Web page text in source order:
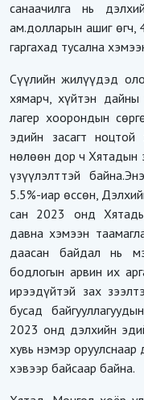
санаачилга нь
ам.долларын ашиг өгч,
гаргахад тусална
Сүүлийн жилүүдэд
хямарч, хүйтэн дайны
лагер хоорондын
эдийн засагт ноцтой
нөлөөн дор ч Хятадын
үзүүлэлттэй
5.5%-иар өссөн,
сан 2023 онд
давна хэмээн
даасан байдал нь
бодлогын арвин их
ирээдүйтэй зах
бусад
2023 онд дэлхийн
хувь нэмэр оруулснаар
хэвээр байсаар байна.